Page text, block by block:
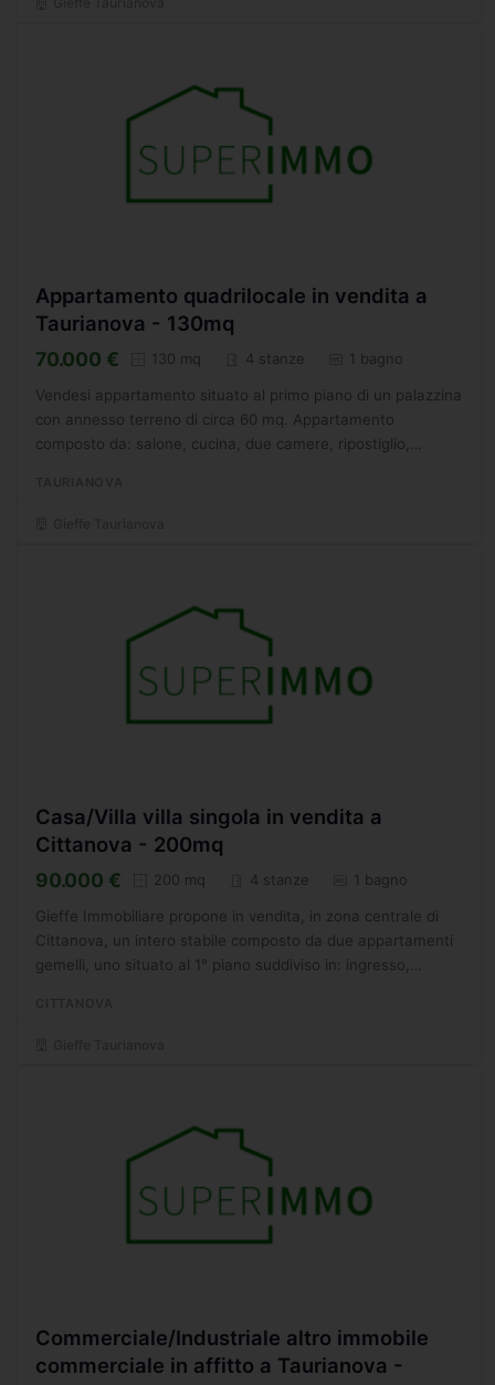
Appartamento quadrilocale in vendita a
Taurianova - 130mq
70.000 € 130 mq 4 stanze 1 bagno
Vendesi appartamento situato al primo piano di un palazzina
con annesso terreno di circa 60 mq. Appartamento
composto da: salone, cucina, due camere, ripostiglio,
Casa/Villa villa singola in vendita a
Cittanova - 200mq
90.000 € 200 mq 4 stanze 1 bagno
Gieffe Immobiliare propone in vendita, in zona centrale di
Cittanova, un intero stabile composto da due appartamenti
gemelli, uno situato al 1° piano suddiviso in: ingresso,
Commerciale/Industriale altro immobile
commerciale in affitto a Taurianova -